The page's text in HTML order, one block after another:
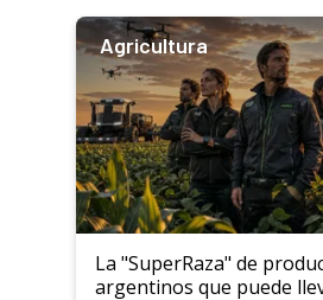
Agricultura
La "SuperRaza" de
argentinos que puede